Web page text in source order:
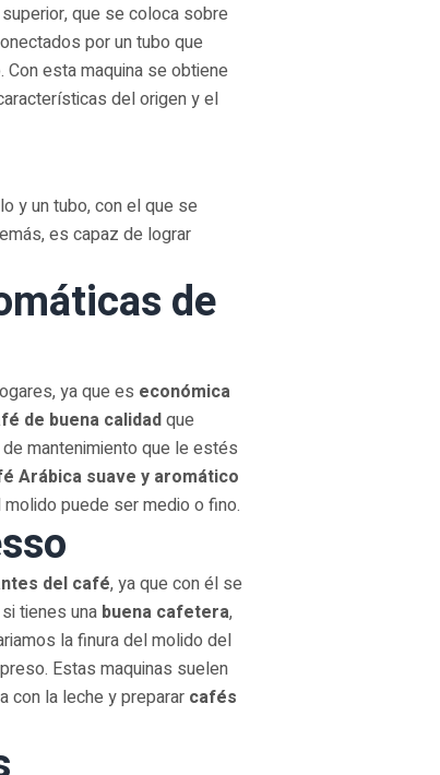
que se coloca sobre
por un tubo que
esta maquina se obtiene
del origen y el
y un tubo, con el que se
es capaz de lograr
de
ya que es económica
de buena calidadque
mantenimiento que le estés
Arábica suave y aromático
puede ser medio o fino.
del café, ya que con él se
tienes una buena cafetera,
la finura del molido del
Estas maquinas suelen
con la leche y preparar cafés